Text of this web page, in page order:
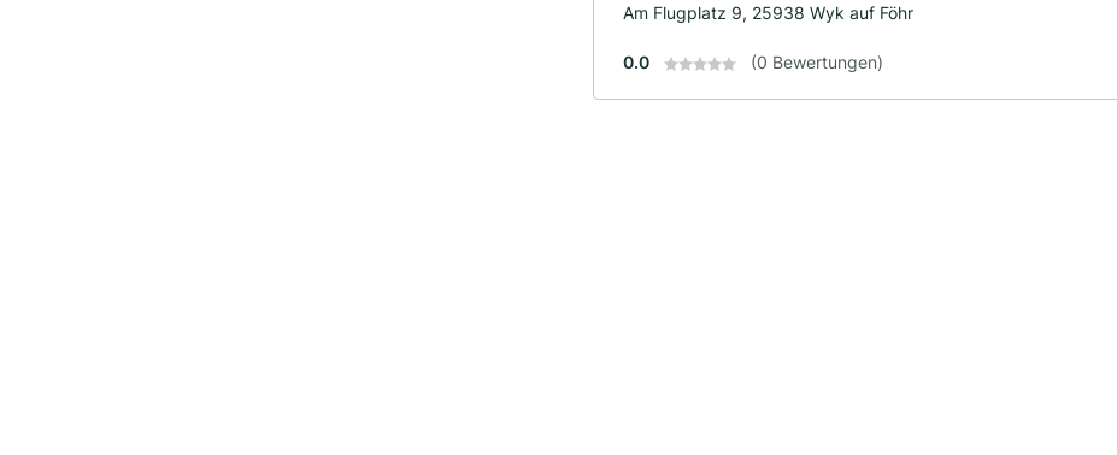
Am Flugplatz 9, 25938 Wyk auf Föhr
0.0 (0 Bewertungen)